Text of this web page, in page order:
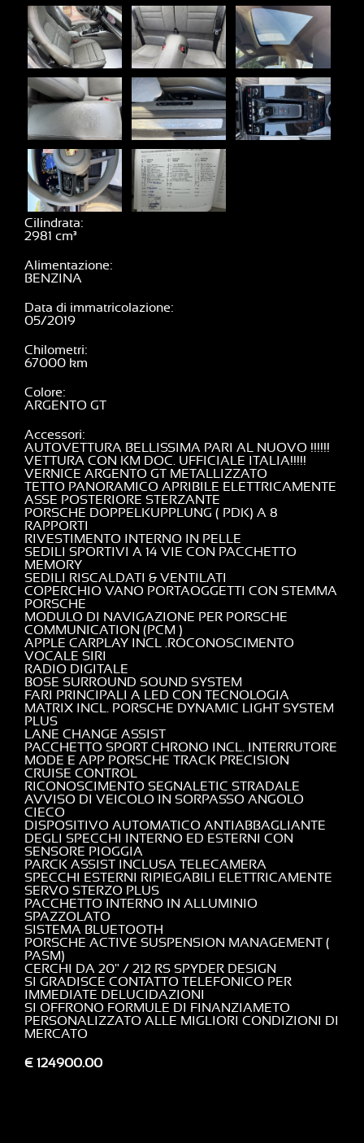
Cilindrata
2981
Alimentazione
BENZINA
Data di immatricolazione
05/2019
Chilometri
67000
Colore
ARGENTO GT
Accessori
AUTOVETTURA BELLISSIMA PARI AL NUOVO !!!!!!
VETTURA CON KM DOC. UFFICIALE ITALIA!!!!!
VERNICE ARGENTO GT METALLIZZATO
TETTO PANORAMICO APRIBILE ELETTRICAMENTE
ASSE POSTERIORE STERZANTE
PORSCHE DOPPELKUPPLUNG ( PDK) A 8
RAPPORTI
RIVESTIMENTO INTERNO IN PELLE
SEDILI SPORTIVI A 14 VIE CON PACCHETTO
MEMORY
SEDILI RISCALDATI & VENTILATI
COPERCHIO VANO PORTAOGGETTI CON STEMMA
PORSCHE
MODULO DI NAVIGAZIONE PER PORSCHE
COMMUNICATION (PCM )
APPLE CARPLAY INCL .ROCONOSCIMENTO
VOCALE SIRI
RADIO DIGITALE
BOSE SURROUND SOUND SYSTEM
FARI PRINCIPALI A LED CON TECNOLOGIA
MATRIX INCL. PORSCHE DYNAMIC LIGHT SYSTEM
PLUS
LANE CHANGE ASSIST
PACCHETTO SPORT CHRONO INCL. INTERRUTORE
MODE E APP PORSCHE TRACK PRECISION
CRUISE CONTROL
RICONOSCIMENTO SEGNALETIC STRADALE
AVVISO DI VEICOLO IN SORPASSO ANGOLO
CIECO
DISPOSITIVO AUTOMATICO ANTIABBAGLIANTE
DEGLI SPECCHI INTERNO ED ESTERNI CON
SENSORE PIOGGIA
PARCK ASSIST INCLUSA TELECAMERA
SPECCHI ESTERNI RIPIEGABILI ELETTRICAMENTE
SERVO STERZO PLUS
PACCHETTO INTERNO IN ALLUMINIO
SPAZZOLATO
SISTEMA BLUETOOTH
PORSCHE ACTIVE SUSPENSION MANAGEMENT (
PASM)
CERCHI DA 20" / 212 RS SPYDER DESIGN
SI GRADISCE CONTATTO TELEFONICO PER
IMMEDIATE DELUCIDAZIONI
SI OFFRONO FORMULE DI FINANZIAMETO
PERSONALIZZATO ALLE MIGLIORI CONDIZIONI DI
MERCATO
€ 124900.00